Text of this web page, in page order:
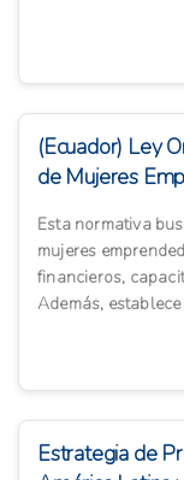
(Ecuador) Ley
de Mujeres
Esta normativa
mujeres
financieros,
Además,
Estrategia de